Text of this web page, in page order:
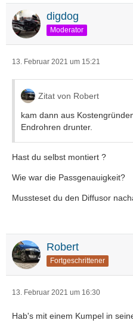
digdog
Moderator
13. Februar 2021 um 15:21
Zitat von Robert
kam dann aus
Endrohren drunter.
Hast du selbst montiert ?
Wie war die Passgenauigkeit?
Mussteset du den Diffusor
Robert
Fortgeschrittener
13. Februar 2021 um 16:30
Hab's mit einem Kumpel in